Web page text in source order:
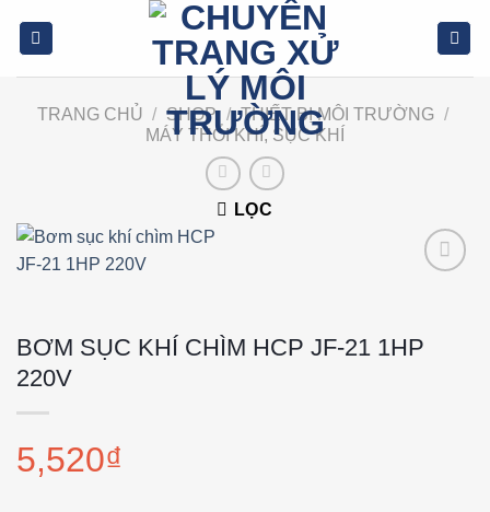
TRANG CHỦ / SHOP / THIẾT BỊ MÔI TRƯỜNG /
MÁY THỔI KHÍ, SỤC KHÍ
LỌC
BƠM SỤC KHÍ CHÌM HCP JF-21 1HP
220V
5,520₫